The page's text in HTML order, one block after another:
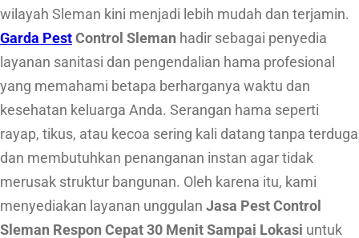
o
n
r
e
wilayah Sleman kini menjadi lebih mudah dan terjamin.
Garda Pest Control Sleman hadir sebagai penyedia
layanan sanitasi dan pengendalian hama profesional
yang memahami betapa berharganya waktu dan
kesehatan keluarga Anda. Serangan hama seperti
rayap, tikus, atau kecoa sering kali datang tanpa terduga
dan membutuhkan penanganan instan agar tidak
merusak struktur bangunan. Oleh karena itu, kami
menyediakan layanan unggulan Jasa Pest Control
Sleman Respon Cepat 30 Menit Sampai Lokasi untuk